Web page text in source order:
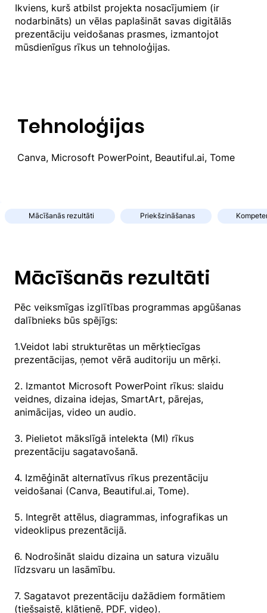
Ikviens, kurš atbilst projekta nosacījumiem (ir
nodarbināts) un vēlas paplašināt savas digitālās
prezentāciju veidošanas prasmes, izmantojot
mūsdienīgus rīkus un tehnoloģijas.
Tehnoloģijas
Canva, Microsoft PowerPoint, Beautiful.ai, Tome
Mācīšanās rezultāti
Pēc veiksmīgas izglītības programmas apgūšanas
dalībnieks būs spējīgs:
1.Veidot labi strukturētas un mērķtiecīgas
prezentācijas, ņemot vērā auditoriju un mērķi.
2. Izmantot Microsoft PowerPoint rīkus: slaidu
veidnes, dizaina idejas, SmartArt, pārejas,
animācijas, video un audio.
3. Pielietot mākslīgā intelekta (MI) rīkus
prezentāciju sagatavošanā.
4. Izmēģināt alternatīvus rīkus prezentāciju
veidošanai (Canva, Beautiful.ai, Tome).
5. Integrēt attēlus, diagrammas, infografikas un
videoklipus prezentācijā.
6. Nodrošināt slaidu dizaina un satura vizuālu
līdzsvaru un lasāmību.
7. Sagatavot prezentāciju dažādiem formātiem
(tiešsaistē, klātienē, PDF, video).
Mācīšanās rezultāti Priekšzināšanas